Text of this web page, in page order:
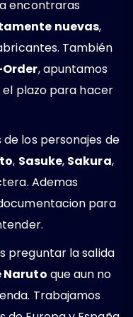
encontraras
nuevas,
También
, apuntamos
el plazo para hacer
los personajes de
, Sasuke, Sakura,
Ademas
para
preguntar la salida
Naruto que aun no
Trabajamos